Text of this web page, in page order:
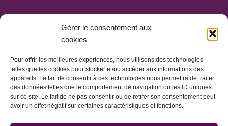
Gérer le consentement aux
cookies
Pour offrir les meilleures expériences, nous utilisons des technologies
telles que les cookies pour stocker et/ou accéder aux informations des
appareils. Le fait de consentir à ces technologies nous permettra de traiter
des données telles que le comportement de navigation ou les ID uniques
sur ce site. Le fait de ne pas consentir ou de retirer son consentement peut
avoir un effet négatif sur certaines caractéristiques et fonctions.